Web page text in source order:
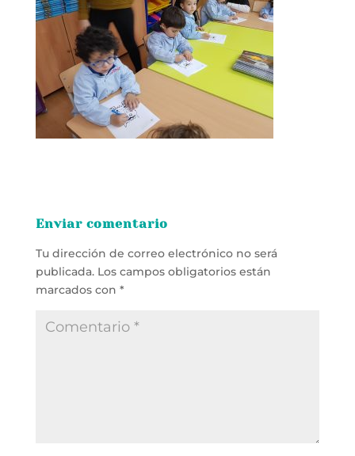
Enviar comentario
Tu dirección de correo electrónico no será
publicada. Los campos obligatorios están
marcados con *